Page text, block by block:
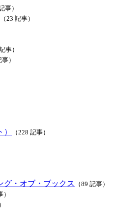
事）
（23 記事）
事）
事）
（228 記事）
グ・オブ・ブックス （89 記事）